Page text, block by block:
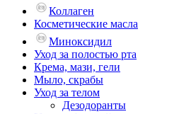
Коллаген
Косметические масла
Миноксидил
Уход за полостью рта
Крема, мази, гели
Мыло, скрабы
Уход за телом
Дезодоранты